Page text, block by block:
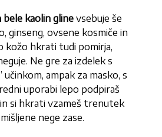
bele kaolin gline vsebuje še
ginseng, ovsene kosmiče in
kožo hkrati tudi pomirja,
Ne gre za izdelek s
učinkom, ampak za masko, s
uporabi lepo podpiraš
si hkrati vzameš trenutek
nege zase.